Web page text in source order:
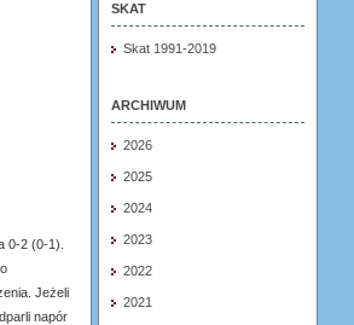
0-2 (0-1).
Jeżeli
napór
SKAT
Skat 1991-2019
ARCHIWUM
2026
2025
2024
2023
2022
2021